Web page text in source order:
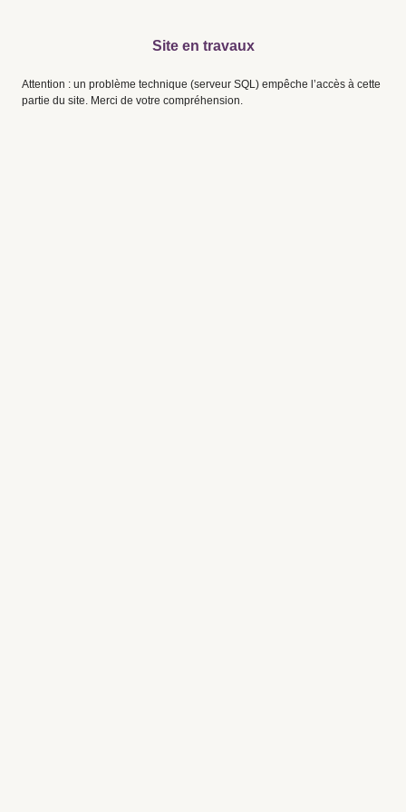
Site en travaux
Attention : un problème technique (serveur SQL) empêche l’accès à cette
partie du site. Merci de votre compréhension.